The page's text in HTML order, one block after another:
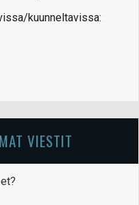
kuunneltavissa:
VIESTIT